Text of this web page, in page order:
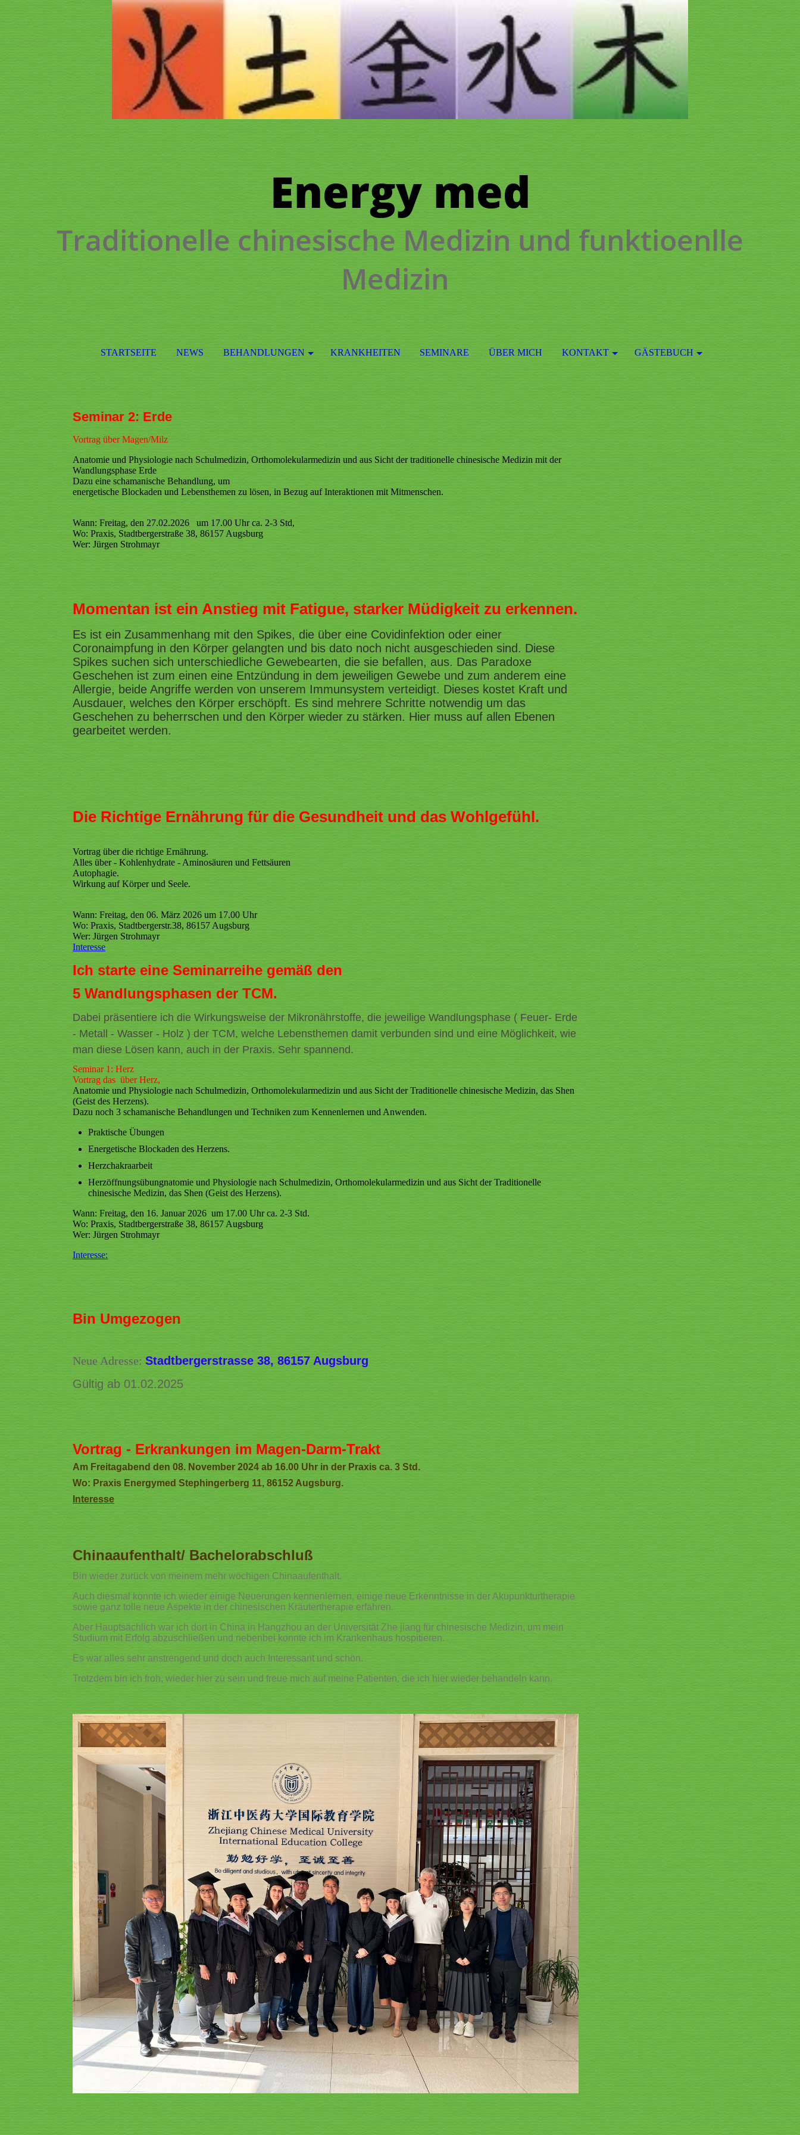
Energy med
Traditionelle chinesische Medizin und funktioenlle
Medizin
STARTSEITE NEWS BEHANDLUNGEN KRANKHEITEN SEMINARE ÜBER MICH KONTAKT GÄSTEBUCH
Seminar 2: Erde
Vortrag über Magen/Milz
Anatomie und Physiologie nach Schulmedizin, Orthomolekularmedizin und aus Sicht der traditionelle chinesische Medizin mit der
Wandlungsphase Erde
Dazu eine schamanische Behandlung, um
energetische Blockaden und Lebensthemen zu lösen, in Bezug auf Interaktionen mit Mitmenschen.
Wann: Freitag, den 27.02.2026 um 17.00 Uhr ca. 2-3 Std,
Wo: Praxis, Stadtbergerstraße 38, 86157 Augsburg
Wer: Jürgen Strohmayr
Momentan ist ein Anstieg mit Fatigue, starker Müdigkeit zu erkennen.
Es ist ein Zusammenhang mit den Spikes, die über eine Covidinfektion oder einer
Coronaimpfung in den Körper gelangten und bis dato noch nicht ausgeschieden sind. Diese
Spikes suchen sich unterschiedliche Gewebearten, die sie befallen, aus. Das Paradoxe
Geschehen ist zum einen eine Entzündung in dem jeweiligen Gewebe und zum anderem eine
Allergie, beide Angriffe werden von unserem Immunsystem verteidigt. Dieses kostet Kraft und
Ausdauer, welches den Körper erschöpft. Es sind mehrere Schritte notwendig um das
Geschehen zu beherrschen und den Körper wieder zu stärken. Hier muss auf allen Ebenen
gearbeitet werden.
Die Richtige Ernährung für die Gesundheit und das Wohlgefühl.
Vortrag über die richtige Ernährung.
Alles über - Kohlenhydrate - Aminosäuren und Fettsäuren
Autophagie.
Wirkung auf Körper und Seele.
Wann: Freitag, den 06. März 2026 um 17.00 Uhr
Wo: Praxis, Stadtbergerstr.38, 86157 Augsburg
Wer: Jürgen Strohmayr
Interesse
Ich starte eine Seminarreihe gemäß den
5 Wandlungsphasen der TCM.
Dabei präsentiere ich die Wirkungsweise der Mikronährstoffe, die jeweilige Wandlungsphase ( Feuer- Erde
- Metall - Wasser - Holz ) der TCM, welche Lebensthemen damit verbunden sind und eine Möglichkeit, wie
man diese Lösen kann, auch in der Praxis. Sehr spannend.
Seminar 1: Herz
Vortrag das über Herz,
Anatomie und Physiologie nach Schulmedizin, Orthomolekularmedizin und aus Sicht der Traditionelle chinesische Medizin, das Shen
(Geist des Herzens).
Dazu noch 3 schamanische Behandlungen und Techniken zum Kennenlernen und Anwenden.
Praktische Übungen
Energetische Blockaden des Herzens.
Herzchakraarbeit
Herzöffnungsübungnatomie und Physiologie nach Schulmedizin, Orthomolekularmedizin und aus Sicht der Traditionelle
chinesische Medizin, das Shen (Geist des Herzens).
Wann: Freitag, den 16. Januar 2026 um 17.00 Uhr ca. 2-3 Std.
Wo: Praxis, Stadtbergerstraße 38, 86157 Augsburg
Wer: Jürgen Strohmayr
Interesse:
Bin Umgezogen
Neue Adresse: Stadtbergerstrasse 38, 86157 Augsburg
Gültig ab 01.02.2025
Vortrag - Erkrankungen im Magen-Darm-Trakt
Am Freitagabend den 08. November 2024 ab 16.00 Uhr in der Praxis ca. 3 Std.
Wo: Praxis Energymed Stephingerberg 11, 86152 Augsburg.
Interesse
Chinaaufenthalt/ Bachelorabschluß
Bin wieder zurück von meinem mehr wöchigen Chinaaufenthalt.
Auch diesmal konnte ich wieder einige Neuerungen kennenlernen, einige neue Erkenntnisse in der Akupunkturtherapie
sowie ganz tolle neue Aspekte in der chinesischen Kräutertherapie erfahren.
Aber Hauptsächlich war ich dort in China in Hangzhou an der Universität Zhe jiang für chinesische Medizin, um mein
Studium mit Erfolg abzuschließen und nebenbei konnte ich im Krankenhaus hospitieren.
Es war alles sehr anstrengend und doch auch Interessant und schön.
Trotzdem bin ich froh, wieder hier zu sein und freue mich auf meine Patienten, die ich hier wieder behandeln kann.